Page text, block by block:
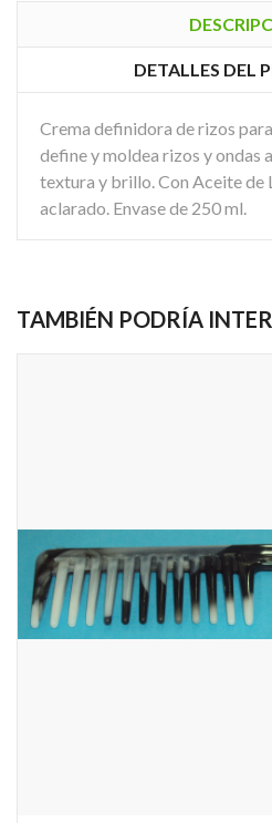
DETALLES DEL
Crema definidora de rizos
define y moldea rizos y ondas
textura y brillo. Con Aceite de
aclarado. Envase de 250 ml.
TAMBIÉN PODRÍA